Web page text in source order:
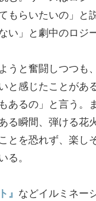
もらいたいの」
い」と劇中のロジ
うと奮闘しつつ
と感じたことがあ
あるの」と言う
る瞬間、弾ける花
とを恐れず、楽
る。
』 などイルミネー